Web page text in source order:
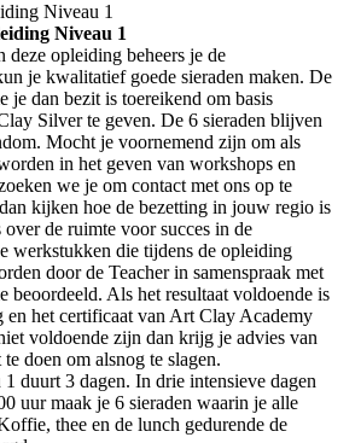
Niveau 1
Niveau 1
deze opleiding beheers je de
je kwalitatief goede sieraden maken. De
je dan bezit is toereikend om basis
Silver te geven. De 6 sieraden blijven
Mocht je voornemend zijn om als
in het geven van workshops en
we je om contact met ons op te
kijken hoe de bezetting in jouw regio is
over de ruimte voor succes in de
werkstukken die tijdens de opleiding
door de Teacher in samenspraak met
beoordeeld. Als het resultaat voldoende is
en het certificaat van Art Clay Academy
voldoende zijn dan krijg je advies van
doen om alsnog te slagen.
duurt 3 dagen. In drie intensieve dagen
uur maak je 6 sieraden waarin je alle
thee en de lunch gedurende de